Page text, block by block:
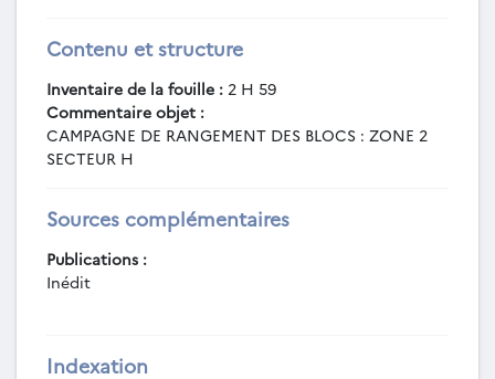
Contenu et structure
Inventaire de la fouille : 2 H 59
Commentaire objet :
CAMPAGNE DE RANGEMENT DES BLOCS : ZONE 2
SECTEUR H
Sources complémentaires
Publications :
Inédit
Indexation